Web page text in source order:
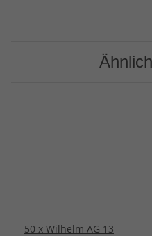
50 x Wilhelm AG 13